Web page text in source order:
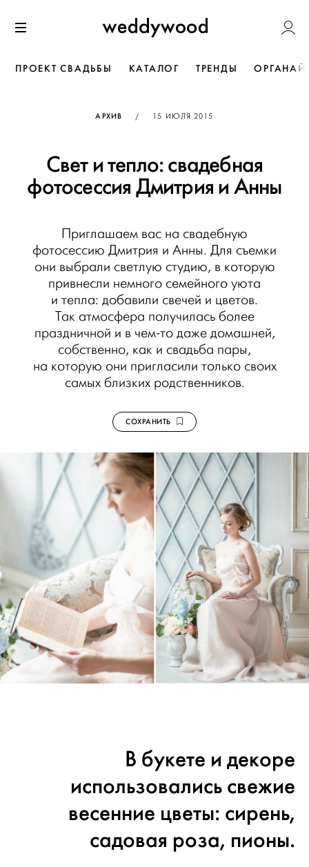
к содержанию
Weddywood
ПРОЕКТ СВАДЬБЫ КАТАЛОГ ТРЕНДЫ
АРХИВ / ОПУБЛИКОВАНО
15 ИЮЛЯ 2015
Свет и тепло: свадебная
фотосессия Дмитрия и Анны
Приглашаем вас на свадебную
фотосессию Дмитрия и Анны. Для съемки
они выбрали светлую студию, в которую
привнесли немного семейного уюта
и тепла: добавили свечей и цветов.
Так атмосфера получилась более
праздничной и в чем-то даже домашней,
собственно, как и свадьба пары,
на которую они пригласили только своих
самых близких родственников.
СОХРАНИТЬ
В букете и декоре
использовались свежие
весенние цветы: сирень,
садовая роза, пионы.